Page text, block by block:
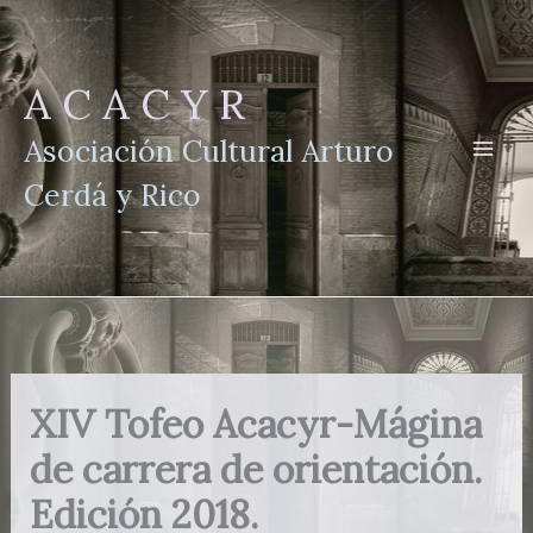
Ir
al
contenido
A C A C Y R
Asociación Cultural Arturo
Cerdá y Rico
XIV Tofeo Acacyr-Mágina
de carrera de orientación.
Edición 2018.